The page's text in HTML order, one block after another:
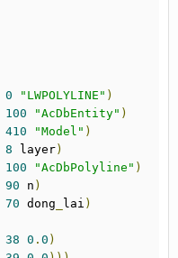
0 "LWPOLYLINE" )
100 "AcDbEntity" )
410 "Model" )
8 layer)
100 "AcDbPolyline" )
90 n )
70 dong lai )
38 0 . 0 )